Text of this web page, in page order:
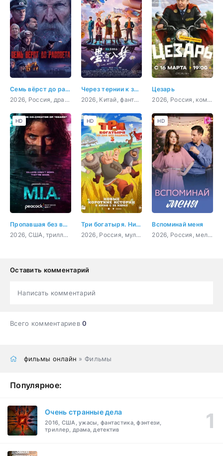
Семь вёрст до рассвета
2026, Россия, драма, военный, история
Через тернии к звёздам
2026, Китай, фантастика, боевик, приключения, комедия
Цезарь
2026, Россия, комедия
Пропавшая без вести
2026, США, триллер, криминал, драма
HD
Три богатыря. Ни дня без подвига 3
2026, Россия, мультфильм, приключения, фэнтези, семейный
HD
Вспоминай меня
2026, Россия, мелодрама
HD
Оставить комментарий
Написать комментарий
Всего комментариев0
фильмы онлайн » Фильмы
Популярное:
Очень странные дела
2016, США, ужасы, фантастика, фэнтези,
триллер, драма, детектив